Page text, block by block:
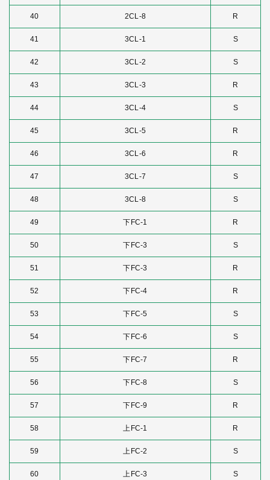
40 2CL-8 R
41 3CL-1 S
42 3CL-2 S
43 3CL-3 R
44 3CL-4 S
45 3CL-5 R
46 3CL-6 R
47 3CL-7 S
48 3CL-8 S
49 下FC-1 R
50 下FC-3 S
51 下FC-3 R
52 下FC-4 R
53 下FC-5 S
54 下FC-6 S
55 下FC-7 R
56 下FC-8 S
57 下FC-9 R
58 上FC-1 R
59 上FC-2 S
60 上FC-3 S